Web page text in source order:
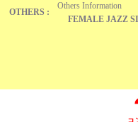
OTHERS :
Others Information
FEMALE JAZZ